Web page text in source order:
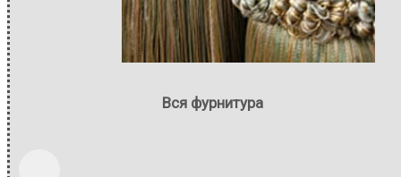
Вся фурнитура